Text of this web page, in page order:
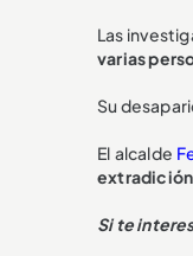
Las
varias
Su
El alcalde
Si te